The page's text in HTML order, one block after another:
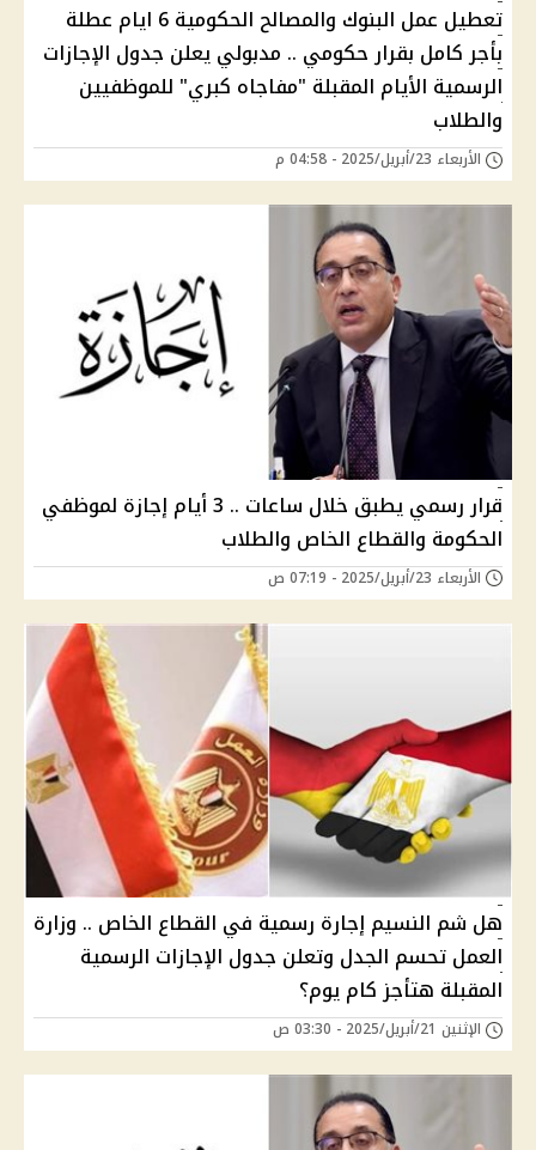
تعطيل عمل البنوك والمصالح الحكومية 6 ايام عطلة
بأجر كامل بقرار حكومي .. مدبولي يعلن جدول الإجازات
الرسمية الأيام المقبلة "مفاجاه كبري" للموظفيين
والطلاب
الأربعاء 23/أبريل/2025 - 04:58 م
قرار رسمي يطبق خلال ساعات .. 3 أيام إجازة لموظفي
الحكومة والقطاع الخاص والطلاب
الأربعاء 23/أبريل/2025 - 07:19 ص
هل شم النسيم إجارة رسمية في القطاع الخاص .. وزارة
العمل تحسم الجدل وتعلن جدول الإجازات الرسمية
المقبلة هتأجز كام يوم؟
الإثنين 21/أبريل/2025 - 03:30 ص